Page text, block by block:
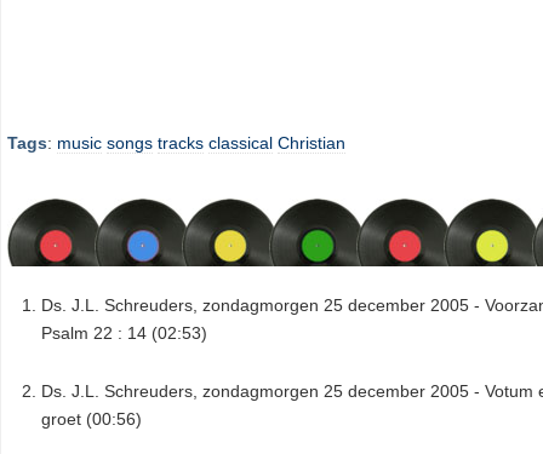
Tags: music songs tracks classical Christian
Ds. J.L. Schreuders, zondagmorgen 25 december 2005 -
Psalm 22 : 14 (02:53)
Ds. J.L. Schreuders, zondagmorgen 25 december 2005 - Votum
groet (00:56)